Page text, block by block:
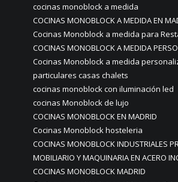
cocinas monoblock a medida
COCINAS MONOBLOCK A MEDIDA EN
Cocinas Monoblock a medida para
COCINAS MONOBLOCK A MEDIDA
Cocinas Monoblock a medida
particulares casas chalets
cocinas monoblock con iluminación led
cocinas Monoblock de lujo
COCINAS MONOBLOCK EN MADRID
Cocinas Monoblock hosteleria
COCINAS MONOBLOCK INDUSTRIALES
MOBILIARIO Y MAQUINARIA EN ACERO
COCINAS MONOBLOCK MADRID